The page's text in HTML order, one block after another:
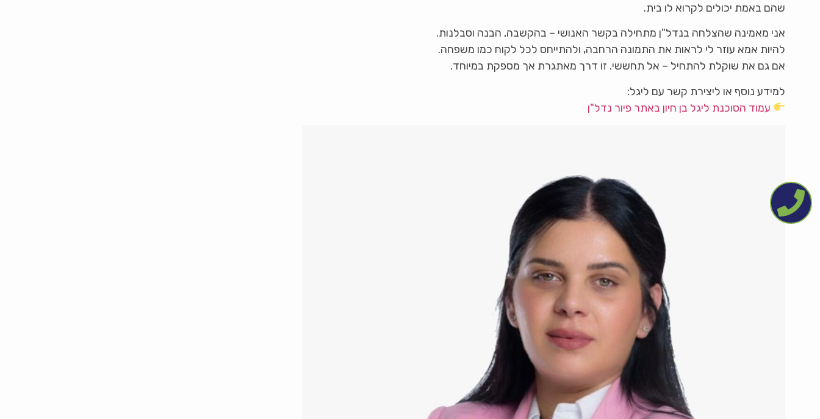
שהם באמת יכולים לקרוא לו בית.
אני מאמינה שהצלחה בנדל"ן מתחילה בקשר האנושי – בהקשבה, הבנה וסבלנות.
להיות אמא עוזר לי לראות את התמונה הרחבה, ולהתייחס לכל לקוח כמו משפחה.
אם גם את שוקלת להתחיל – אל תחששי. זו דרך מאתגרת אך מספקת במיוחד.
למידע נוסף או ליצירת קשר עם ליגל:
עמוד הסוכנת ליגל בן חיון באתר פיור נדל"ן